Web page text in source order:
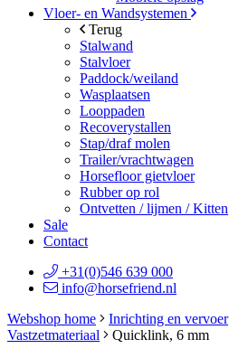
Vloer- en Wandsystemen
Terug
Stalwand
Stalvloer
Paddock/weiland
Wasplaatsen
Looppaden
Recoverystallen
Stap/draf molen
Trailer/vrachtwagen
Horsefloor gietvloer
Rubber op rol
Ontvetten / lijmen / Kitten
Sale
Contact
+31(0)546 639 000
info@horsefriend.nl
Webshop home
Inrichting en vervoer
Vastzetmateriaal
Quicklink, 6 mm